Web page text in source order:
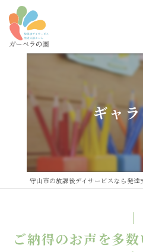
ギャ
ご納得のお声を多